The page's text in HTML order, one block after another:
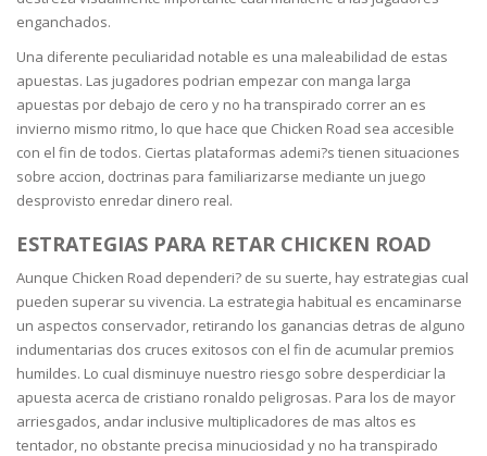
enganchados.
Una diferente peculiaridad notable es una maleabilidad de estas
apuestas. Las jugadores podrian empezar con manga larga
apuestas por debajo de cero y no ha transpirado correr an es
invierno mismo ritmo, lo que hace que Chicken Road sea accesible
con el fin de todos. Ciertas plataformas ademi?s tienen situaciones
sobre accion, doctrinas para familiarizarse mediante un juego
desprovisto enredar dinero real.
ESTRATEGIAS PARA RETAR CHICKEN ROAD
Aunque Chicken Road dependeri? de su suerte, hay estrategias cual
pueden superar su vivencia. La estrategia habitual es encaminarse
un aspectos conservador, retirando los ganancias detras de alguno
indumentarias dos cruces exitosos con el fin de acumular premios
humildes. Lo cual disminuye nuestro riesgo sobre desperdiciar la
apuesta acerca de cristiano ronaldo peligrosas. Para los de mayor
arriesgados, andar inclusive multiplicadores de mas altos es
tentador, no obstante precisa minuciosidad y no ha transpirado